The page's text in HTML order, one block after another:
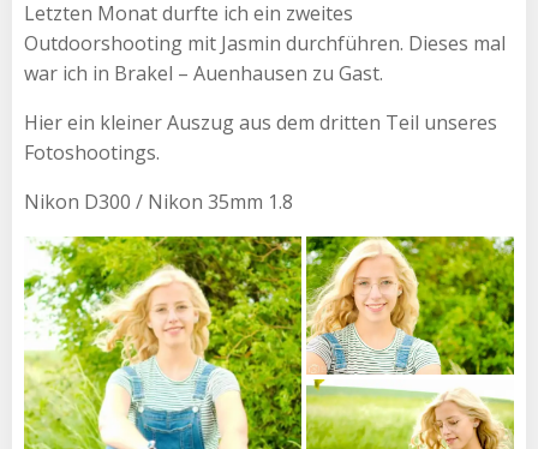
Letzten Monat durfte ich ein zweites
Outdoorshooting mit Jasmin durchführen. Dieses mal
war ich in Brakel – Auenhausen zu Gast.
Hier ein kleiner Auszug aus dem dritten Teil unseres
Fotoshootings.
Nikon D300 / Nikon 35mm 1.8